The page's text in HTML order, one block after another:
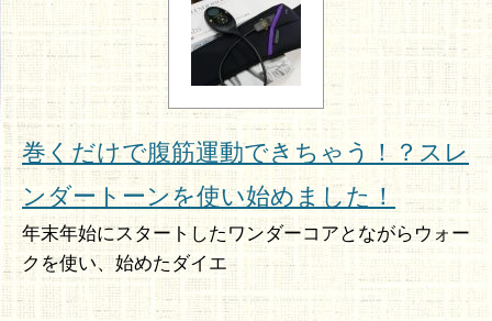
巻くだけで腹筋運動できちゃう！？スレ
ンダートーンを使い始めました！
年末年始にスタートしたワンダーコアとながらウォー
クを使い、始めたダイエ